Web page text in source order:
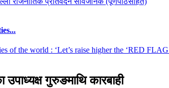
गुरुङमाथि कारबाही